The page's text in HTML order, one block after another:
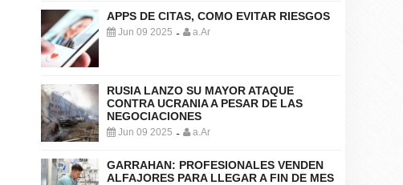
APPS DE CITAS, COMO EVITAR RIESGOS
Jun 09 2025 - a.Ar
RUSIA LANZO SU MAYOR ATAQUE
CONTRA UCRANIA A PESAR DE LAS
NEGOCIACIONES
Jun 09 2025 - a.Ar
GARRAHAN: PROFESIONALES VENDEN
ALFAJORES PARA LLEGAR A FIN DE MES